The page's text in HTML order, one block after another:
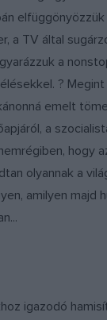
elfüggönyözzük
a TV által
a
?
emelt
a
hogy
olyannak a
amilyen majd
igazodó